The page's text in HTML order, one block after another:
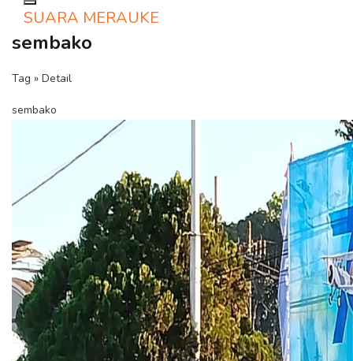
Toggle navigation
SUARA MERAUKE
sembako
Tag » Detail
sembako